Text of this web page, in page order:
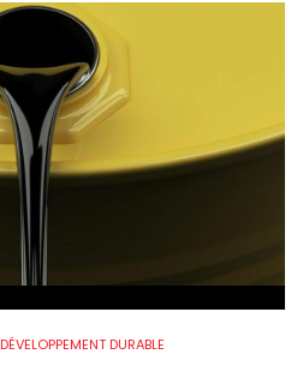
DÉVELOPPEMENT DURABLE